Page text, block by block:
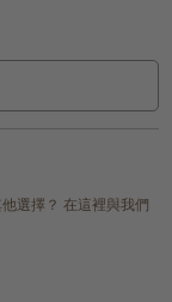
選擇？ 在這裡與我們